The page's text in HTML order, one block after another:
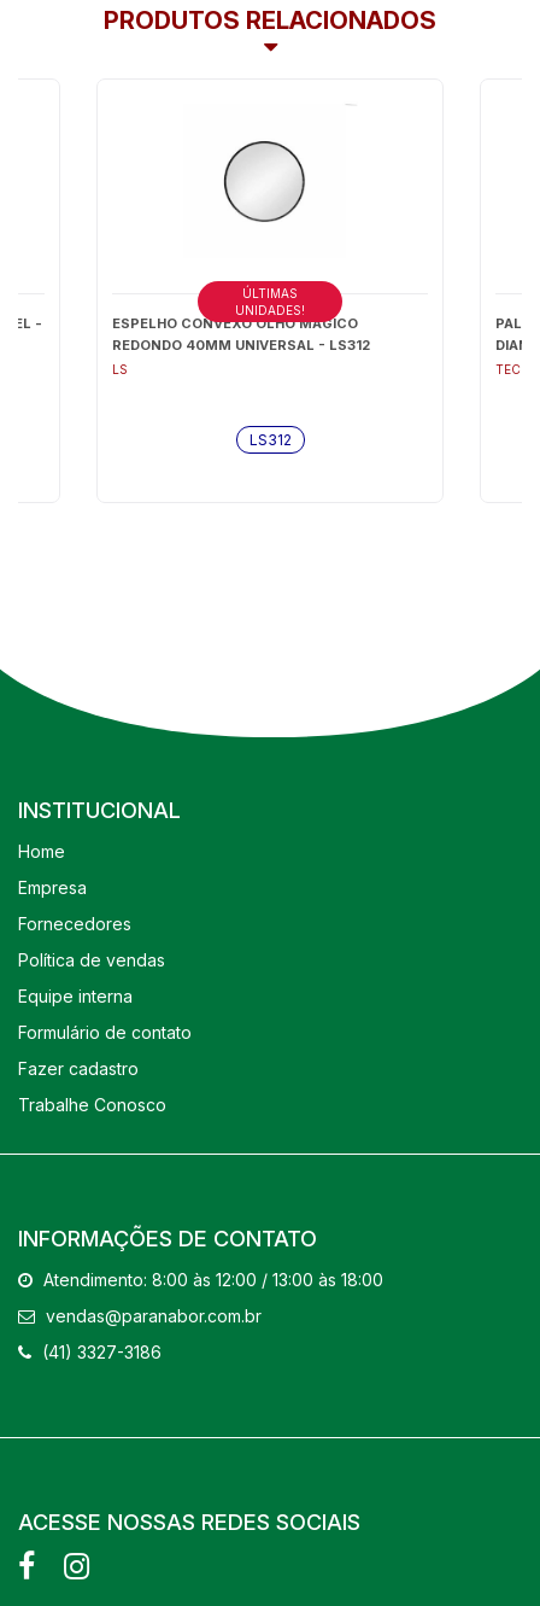
PRODUTOS RELACIONADOS
-
ESPELHO CONVEXO OLHO MAGICO
REDONDO 40MM UNIVERSAL - LS312
LS
ÚLTIMAS
UNIDADES!
LS312
TECH
INSTITUCIONAL
Home
Empresa
Fornecedores
Política de vendas
Equipe interna
Formulário de contato
Fazer cadastro
Trabalhe Conosco
INFORMAÇÕES DE CONTATO
Atendimento: 8:00 às 12:00 / 13:00 às 18:00
vendas@paranabor.com.br
(41) 3327-3186
ACESSE NOSSAS REDES SOCIAIS